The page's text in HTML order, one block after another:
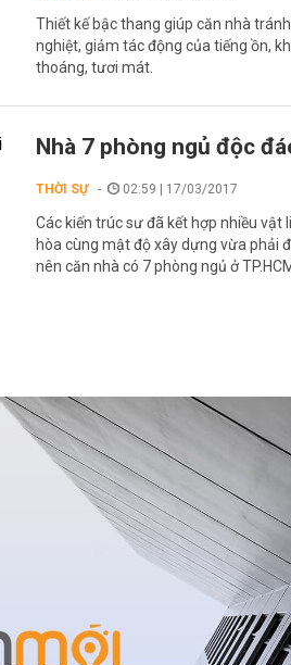
Thiết kế bậc thang giúp căn nhà
nghiệt, giảm tác động của tiếng ồn,
thoáng, tươi mát.
Nhà 7 phòng ngủ độc
THỜI SỰ 02:59 | 17/03/2017
Các kiến trúc sư đã kết hợp nhiều
hòa cùng mật độ xây dựng vừa phải
nên căn nhà có 7 phòng ngủ ở